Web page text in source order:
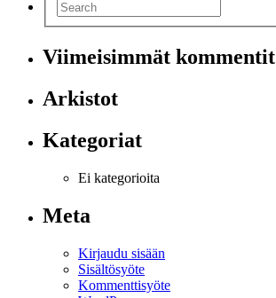
Viimeisimmät kommentit
Arkistot
Kategoriat
Ei kategorioita
Meta
Kirjaudu sisään
Sisältösyöte
Kommenttisyöte